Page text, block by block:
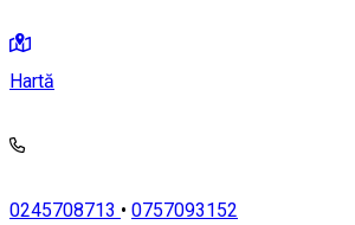
Hartă
0245708713 • 0757093152